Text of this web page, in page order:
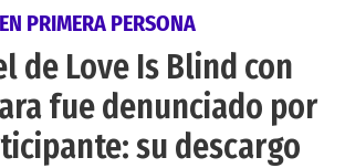
EN PRIMERA PERSONA
de Love Is Blind con
fue denunciado por
su descargo